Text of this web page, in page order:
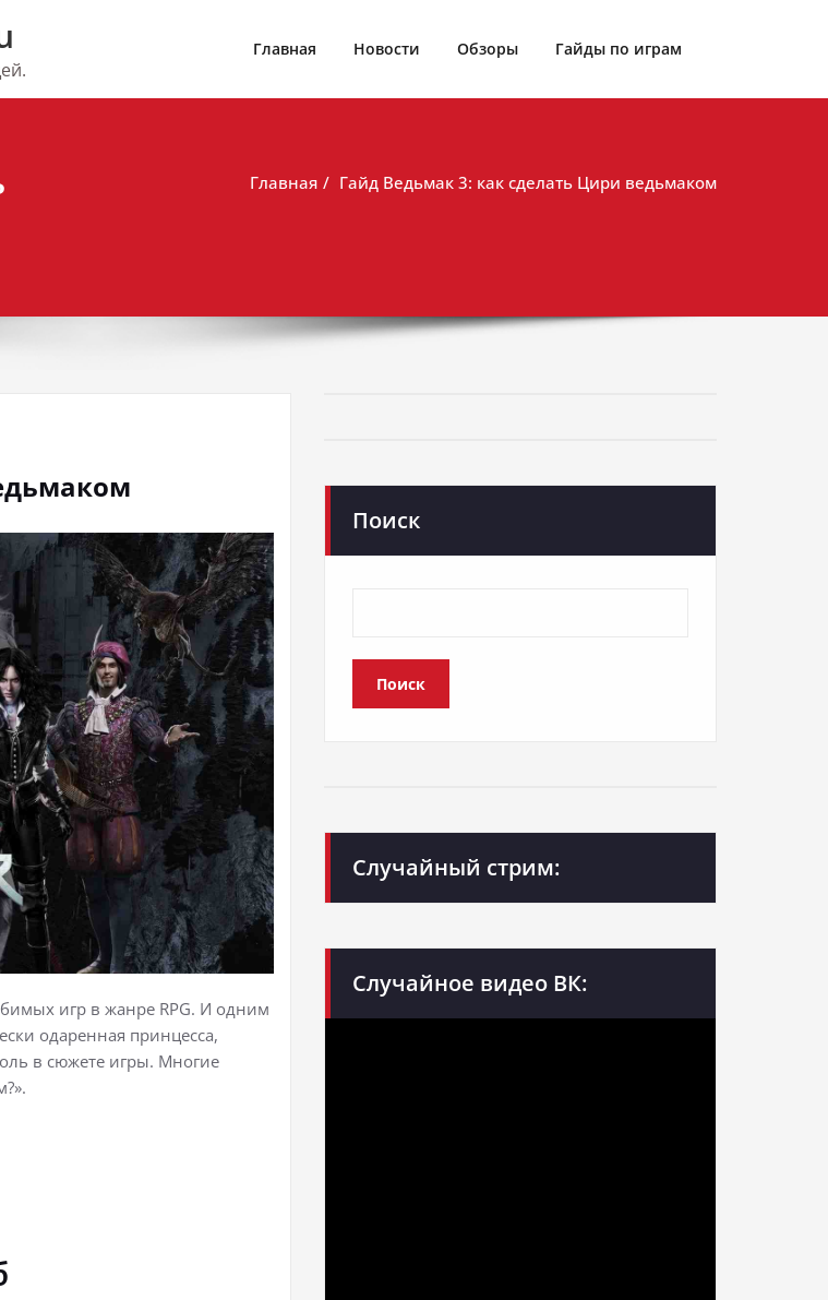
Главная Новости Обзоры Гайды по играм
Главная Гайд Ведьмак 3: как сделать Цири ведьмаком
игр в жанре RPG. И одним
одаренная принцесса,
в сюжете игры. Многие
Поиск
Поиск
Случайный стрим:
Случайное видео ВК: